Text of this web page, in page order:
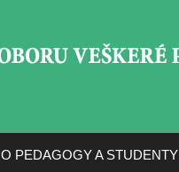
PEDAGOGY A STUDENTY